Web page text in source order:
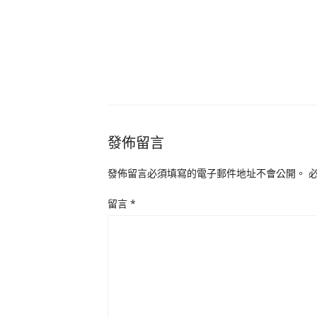
發佈留言
發佈留言必須填寫的電子郵件地址不會公開。
留言 *